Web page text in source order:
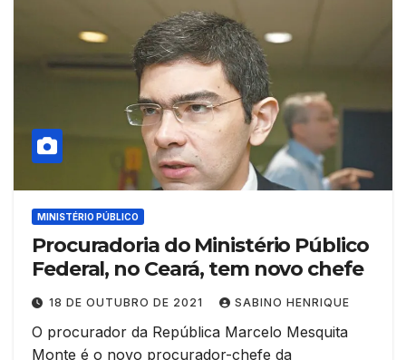
MINISTÉRIO PÚBLICO
Procuradoria do Ministério Público
Federal, no Ceará, tem novo chefe
18 DE OUTUBRO DE 2021 SABINO HENRIQUE
O procurador da República Marcelo Mesquita
Monte é o novo procurador-chefe da